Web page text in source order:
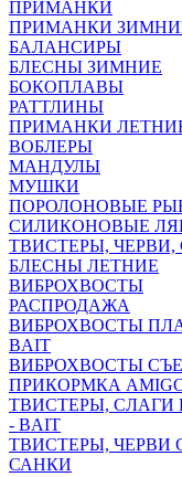
ПРИМАНКИ
ПРИМАНКИ
БАЛАНСИРЫ
БЛЕСНЫ ЗИМНИЕ
БОКОПЛАВЫ
РАТТЛИНЫ
ПРИМАНКИ
ВОБЛЕРЫ
МАНДУЛЫ
МУШКИ
ПОРОЛОНОВЫЕ
СИЛИКОНОВЫЕ
ТВИСТЕРЫ, ЧЕРВИ,
БЛЕСНЫ ЛЕТНИЕ
ВИБРОХВОСТЫ
РАСПРОДАЖА
ВИБРОХВОСТЫ
BAIT
ВИБРОХВОСТЫ
ПРИКОРМКА
ТВИСТЕРЫ, СЛАГИ
- BAIT
ТВИСТЕРЫ, ЧЕРВИ
САНКИ